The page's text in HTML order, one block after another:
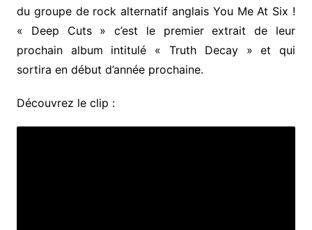
du groupe de rock alternatif anglais You Me At Six !
« Deep Cuts » c’est le premier extrait de leur
prochain album intitulé « Truth Decay » et qui
sortira en début d’année prochaine.
Découvrez le clip :